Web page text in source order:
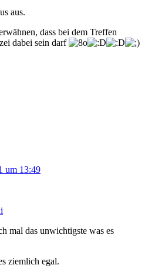
aus.
dass bei dem Treffen
dabei sein darf
um 13:49
mal das unwichtigste was es
ziemlich egal.